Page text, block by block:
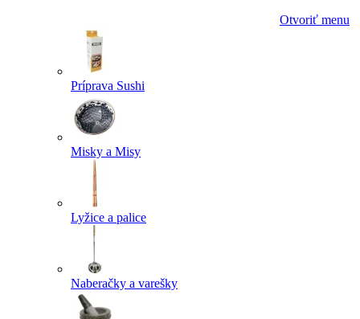
Otvoriť menu
Príprava Sushi
Misky a Misy
Lyžice a palice
Naberačky a varešky